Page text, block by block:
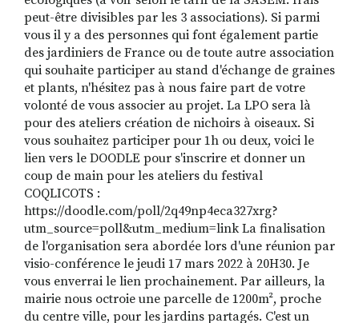
peut-être divisibles par les 3 associations). Si parmi
vous il y a des personnes qui font également partie
des jardiniers de France ou de toute autre association
qui souhaite participer au stand d'échange de graines
et plants, n'hésitez pas à nous faire part de votre
volonté de vous associer au projet. La LPO sera là
pour des ateliers création de nichoirs à oiseaux. Si
vous souhaitez participer pour 1h ou deux, voici le
lien vers le DOODLE pour s'inscrire et donner un
coup de main pour les ateliers du festival
COQLICOTS :
https://doodle.com/poll/2q49np4eca327xrg?
utm_source=poll&utm_medium=link La finalisation
de l'organisation sera abordée lors d'une réunion par
visio-conférence le jeudi 17 mars 2022 à 20H30. Je
vous enverrai le lien prochainement. Par ailleurs, la
mairie nous octroie une parcelle de 1200m², proche
du centre ville, pour les jardins partagés. C'est un